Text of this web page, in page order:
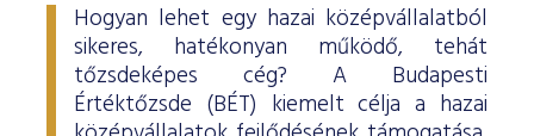
Hogyan lehet egy hazai középvállalatból
sikeres, hatékonyan működő, tehát
tőzsdeképes cég? A Budapesti
Értéktőzsde (BÉT) kiemelt célja a hazai